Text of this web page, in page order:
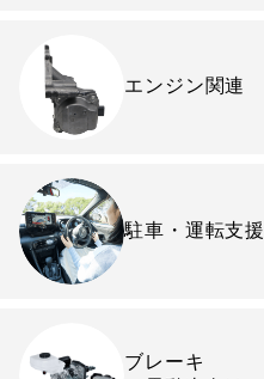
エンジン関連
駐車・運転支援
ブレーキ